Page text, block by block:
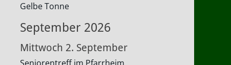
Gelbe Tonne
September 2026
Mittwoch 2. September